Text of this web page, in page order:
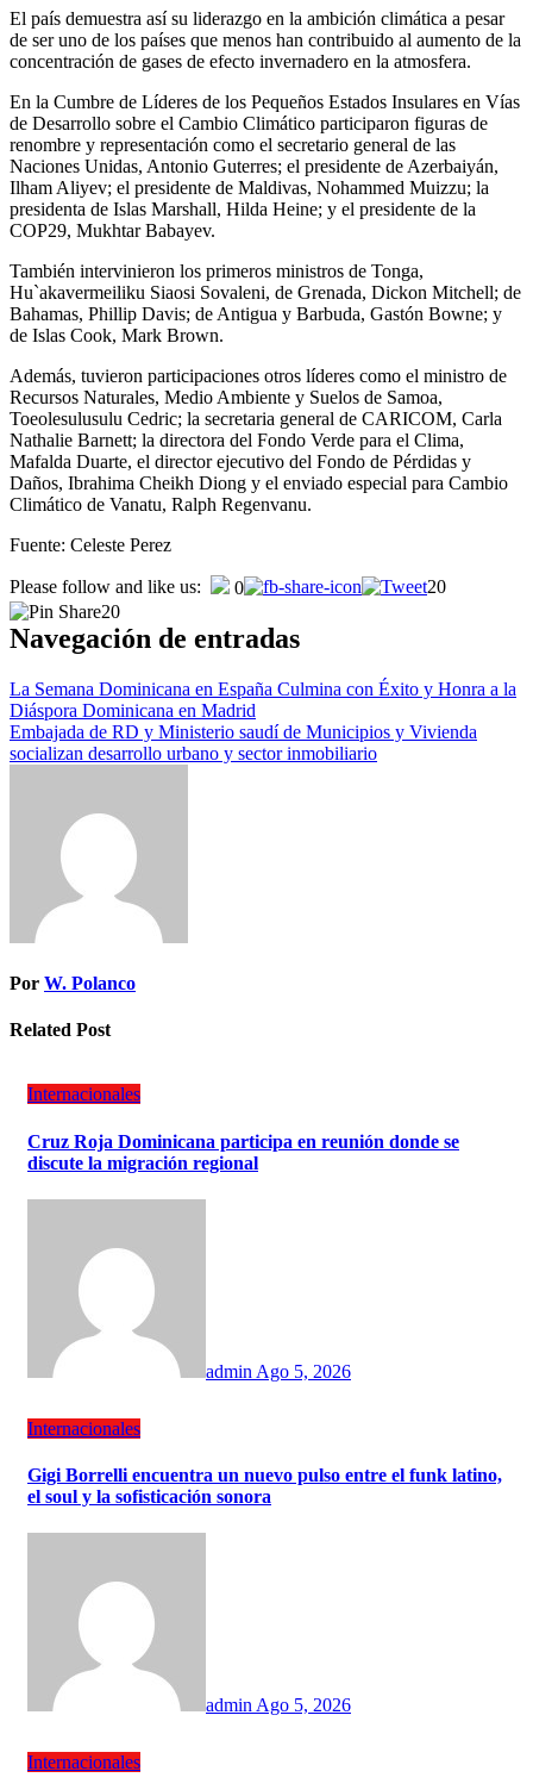
El país demuestra así su liderazgo en la ambición climática a pesar
de ser uno de los países que menos han contribuido al aumento de la
concentración de gases de efecto invernadero en la atmosfera.
En la Cumbre de Líderes de los Pequeños Estados Insulares en Vías
de Desarrollo sobre el Cambio Climático participaron figuras de
renombre y representación como el secretario general de las
Naciones Unidas, Antonio Guterres; el presidente de Azerbaiyán,
Ilham Aliyev; el presidente de Maldivas, Nohammed Muizzu; la
presidenta de Islas Marshall, Hilda Heine; y el presidente de la
COP29, Mukhtar Babayev.
También intervinieron los primeros ministros de Tonga,
Hu`akavermeiliku Siaosi Sovaleni, de Grenada, Dickon Mitchell; de
Bahamas, Phillip Davis; de Antigua y Barbuda, Gastón Bowne; y
de Islas Cook, Mark Brown.
Además, tuvieron participaciones otros líderes como el ministro de
Recursos Naturales, Medio Ambiente y Suelos de Samoa,
Toeolesulusulu Cedric; la secretaria general de CARICOM, Carla
Nathalie Barnett; la directora del Fondo Verde para el Clima,
Mafalda Duarte, el director ejecutivo del Fondo de Pérdidas y
Daños, Ibrahima Cheikh Diong y el enviado especial para Cambio
Climático de Vanatu, Ralph Regenvanu.
Fuente: Celeste Perez
Please follow and like us: 0
20
20
Navegación de entradas
La Semana Dominicana en España Culmina con Éxito y Honra a la
Diáspora Dominicana en Madrid
Embajada de RD y Ministerio saudí de Municipios y Vivienda
socializan desarrollo urbano y sector inmobiliario
Por W. Polanco
Related Post
Internacionales
Cruz Roja Dominicana participa en reunión donde se
discute la migración regional
admin Ago 5, 2026
Internacionales
Gigi Borrelli encuentra un nuevo pulso entre el funk latino,
el soul y la sofisticación sonora
adminAgo 5, 2026
Internacionales